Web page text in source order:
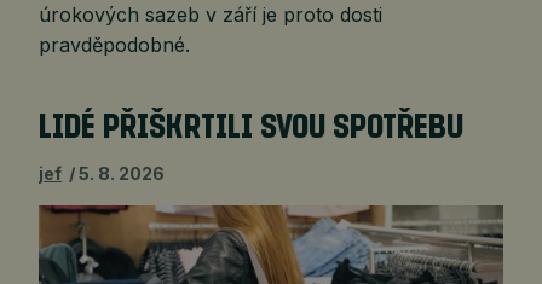
úrokových sazeb v září je proto dosti
pravděpodobné.
LIDÉ PŘIŠKRTILI SVOU SPOTŘEBU
jef 5. 8. 2026